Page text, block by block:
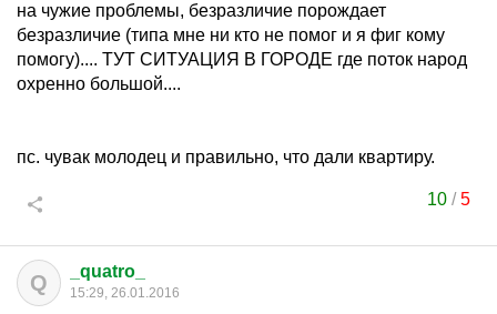
на чужие проблемы, безразличие порождает
безразличие (типа мне ни кто не помог и я фиг кому
помогу).... ТУТ СИТУАЦИЯ В ГОРОДЕ где поток народ
охренно большой....
пс. чувак молодец и правильно, что дали квартиру.
10 /5
Q _quatro_
15:29, 26.01.2016